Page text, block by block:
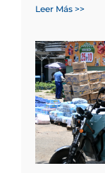
Leer Más >>